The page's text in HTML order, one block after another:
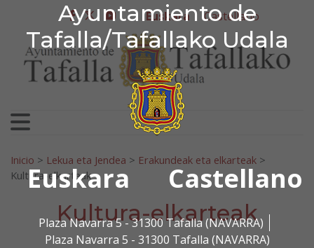
Ayuntamiento de
Tafalla/Tafallako Udala
Euskara Castellano
Plaza Navarra 5 - 31300 Tafalla (NAVARRA)
Plaza Navarra 5 - 31300 Tafalla (NAVARRA)
Ir al contenido
Ayuntamiento de
facebook
twitter
youtube
Euskara Castellano
Bilatu:
Inicio > Lekua eta Jendea > Erakundeak eta elkarteak >
Kultura-elkarteak
Kultura-elkarteak